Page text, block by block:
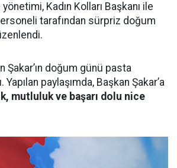
yönetimi, Kadın Kolları Başkanı ile
tarafından sürpriz doğum
Şakar’ın doğum günü pasta
paylaşımda, Başkan Şakar’a
mutluluk ve başarı dolu nice